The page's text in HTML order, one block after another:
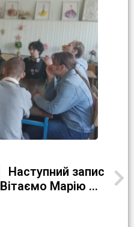
Наступний запис
Вітаємо Марію Дегтярьову з важливим кроком у професійному розвитку!